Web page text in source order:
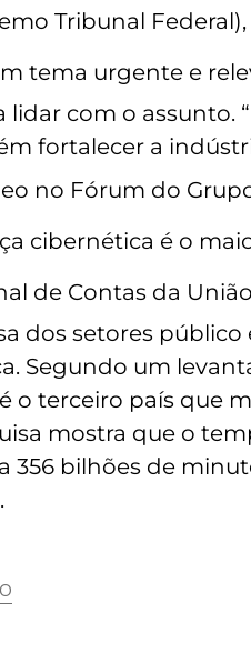
Tribunal
tema urgente e
com o assunto.
fortalecer a
no Fórum do
cibernética é o
de Contas da
dos setores
Segundo um
o terceiro país que
mostra que o
bilhões de